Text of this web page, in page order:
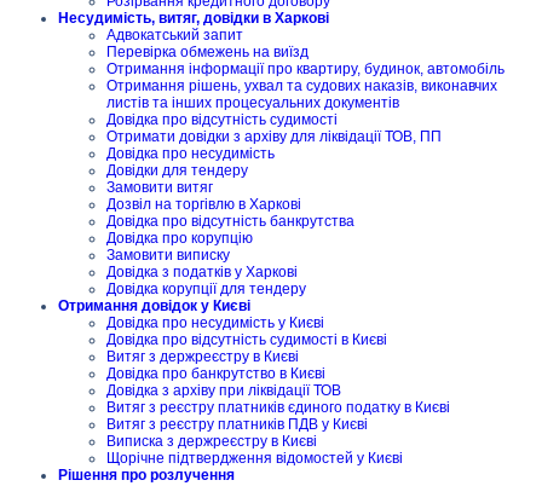
Несудимість, витяг, довідки в Харкові
Адвокатський запит
Перевірка обмежень на виїзд
Отримання інформації про квартиру, будинок, автомобіль
Отримання рішень, ухвал та судових наказів, виконавчих
листів та інших процесуальних документів
Довідка про відсутність судимості
Отримати довідки з архіву для ліквідації ТОВ, ПП
Довідка про несудимість
Довідки для тендеру
Замовити витяг
Дозвіл на торгівлю в Харкові
Довідка про відсутність банкрутства
Довідка про корупцію
Замовити виписку
Довідка з податків у Харкові
Довідка корупції для тендеру
Отримання довідок у Києві
Довідка про несудимість у Києві
Довідка про відсутність судимості в Києві
Витяг з держреєстру в Києві
Довідка про банкрутство в Києві
Довідка з архіву при ліквідації ТОВ
Витяг з реєстру платників єдиного податку в Києві
Витяг з реєстру платників ПДВ у Києві
Виписка з держреєстру в Києві
Щорічне підтвердження відомостей у Києві
Рішення про розлучення